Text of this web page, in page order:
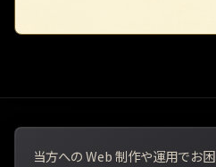
当方への Web 制作や運用でお